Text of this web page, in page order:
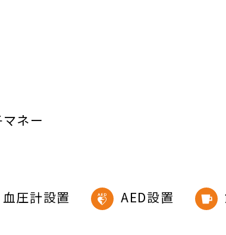
ネー
血圧計設置 AED設置